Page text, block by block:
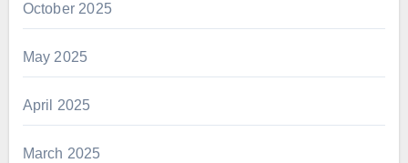
October 2025
May 2025
April 2025
March 2025